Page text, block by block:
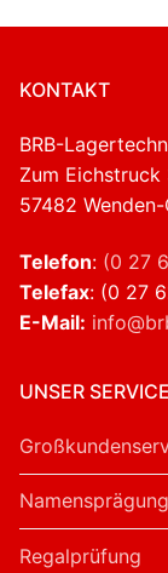
KONTAKT
BRB-
Zum Eichstruck
57482
Telefon: (0 27
Telefax: (0 27
E-Mail:
UNSER SERVICE
Regalprüfung